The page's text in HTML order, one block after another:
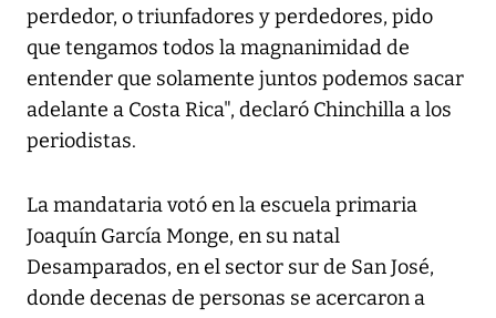
perdedor, o triunfadores y perdedores, pido
que tengamos todos la magnanimidad de
entender que solamente juntos podemos sacar
adelante a Costa Rica", declaró Chinchilla a los
periodistas.
La mandataria votó en la escuela primaria
Joaquín García Monge, en su natal
Desamparados, en el sector sur de San José,
donde decenas de personas se acercaron a